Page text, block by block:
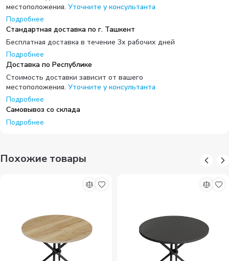
местоположения. Уточните у консультанта
Подробнее
Стандартная доставка по г. Ташкент
Бесплатная доставка в течение 3х рабочих дней
Подробнее
Доставка по Республике
Стоимость доставки зависит от вашего
местоположения. Уточните у консультанта
Подробнее
Самовывоз со склада
Подробнее
Похожие товары